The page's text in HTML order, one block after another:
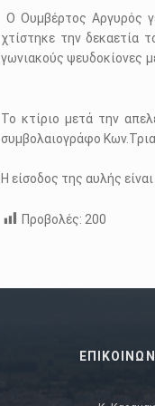
Ο Ουμβέρτος Αργυρός
χτίστηκε την δεκαετία
γωνιακούς ψευδοκίονες
Το κτίριο μετά την
συμβολαιογράφο
Η είσοδος της αυλής
Προβολές: 200